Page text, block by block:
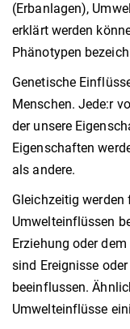
(Erbanlagen),
erklärt werden
Phänotypen
Genetische
Menschen. Jede:r
der unsere
Eigenschaften
als andere.
Gleichzeitig
Umwelteinflüssen
Erziehung oder
sind Ereignisse
beeinflussen.
Umwelteinflüsse